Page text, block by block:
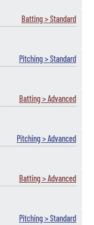
Batting > Standard
Pitching > Standard
Batting > Advanced
Pitching > Advanced
Batting > Advanced
Pitching > Standard